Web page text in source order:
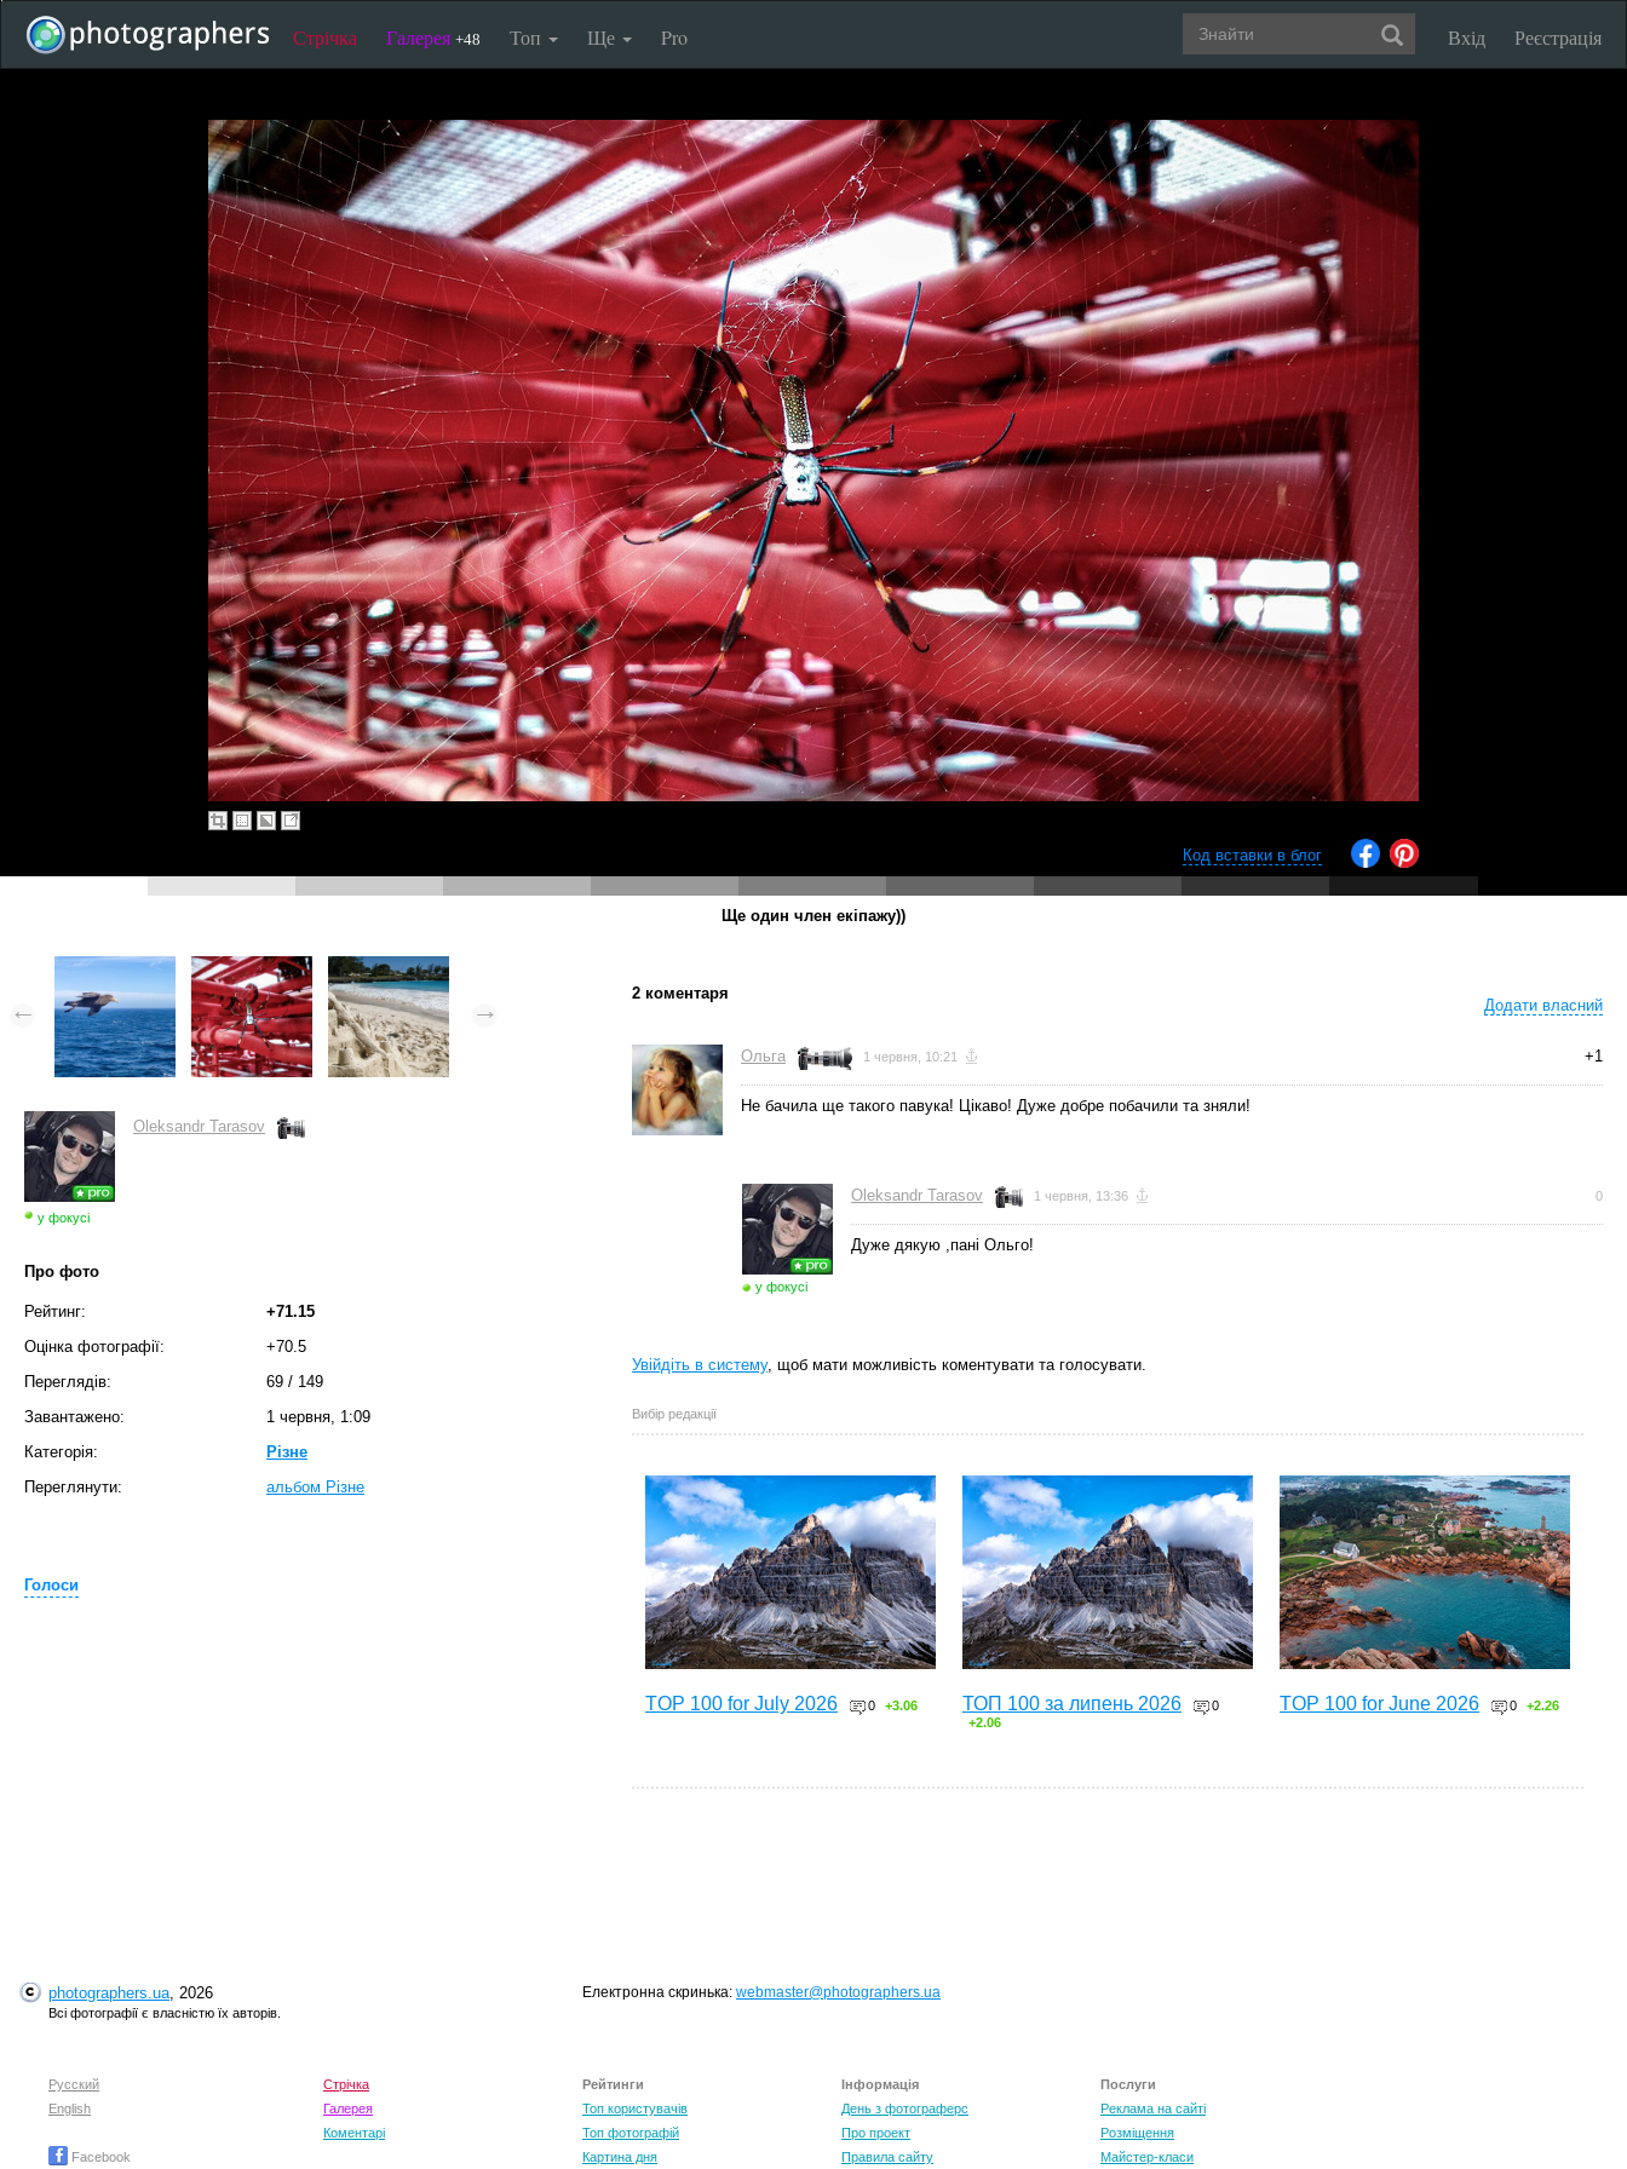
Стрічка Галерея +48 Топ Ще Pro Вхід Реєстрація
Код вставки в блог
Ще один член екіпажу))
у фокусі
Oleksandr Tarasov
Про фото
Рейтинг:
+71.15
Оцінка фотографії:
+70.5
Переглядів:
69 / 149
Завантажено:
1 червня, 1:09
Категорія:
Різне
Переглянути:
альбом Різне
Голоси
2 коментаря
Додати власний
Ольга 1 червня, 10:21 +1
Не бачила ще такого павука! Цiкаво! Дуже добре побачили та зняли!
у фокусі
Oleksandr Tarasov 1 червня, 13:36 0
Дуже дякую ,пані Ольго!
Увійдіть в систему, щоб мати можливість коментувати та голосувати.
Вибір редакції
TOP 100 for July 2026 0 +3.06 ТОП 100 за липень 2026
0
+2.06
TOP 100 for June 2026 0 +2.26
photographers.ua, 2026
Всі фотографії є власністю їх авторів.
Електронна скринька: webmaster@photographers.ua
Русский
English
Facebook
Стрічка
Галерея
Коментарі
Рейтинги
Топ користувачів
Топ фотографій
Картина дня
Інформація
День з фотограферс
Про проект
Правила сайту
Послуги
Реклама на сайті
Розміщення
Майстер-класи